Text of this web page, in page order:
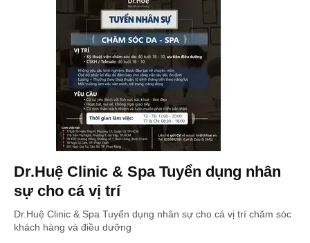
Dr.Huệ Clinic & Spa Tuyển dụng nhân
sự cho cá vị trí
Dr.Huệ Clinic & Spa Tuyển dụng nhân sự cho cá vị trí chăm sóc
khách hàng và điều dưỡng